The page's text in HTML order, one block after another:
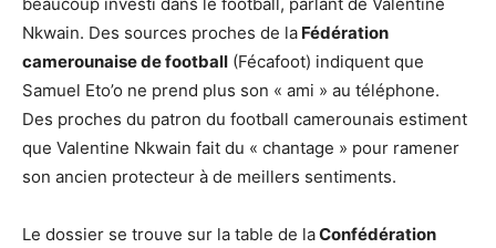
Nkwain. Des sources proches de la Fédération
camerounaise de football (Fécafoot) indiquent que
Samuel Eto’o ne prend plus son « ami » au téléphone.
Des proches du patron du football camerounais estiment
que Valentine Nkwain fait du « chantage » pour ramener
son ancien protecteur à de meillers sentiments.
Le dossier se trouve sur la table de laConfédération